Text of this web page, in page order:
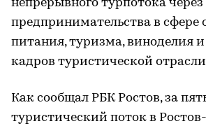
непрерывного турпотока
предпринимательства в сфере
питания, туризма, виноделия и
кадров туристической
Как сообщал РБК Ростов, за
туристический поток в